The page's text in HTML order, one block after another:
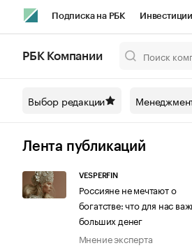
Подписка на РБК Инвестиции
Спецпроекты СПб
Технологии и медиа
РБК Компании
Выбор редакции
Лента публикаций
VESPERFIN
Россияне не мечтают о
богатстве: что для нас
больших денег
Мнение эксперта